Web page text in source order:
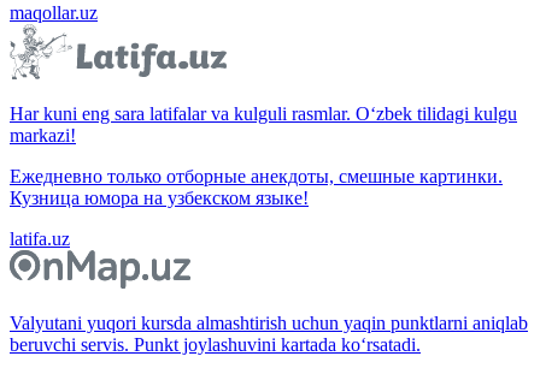
maqollar.uz
Har kuni eng sara latifalar va kulguli rasmlar. O‘zbek tilidagi kulgu
markazi!
Ежедневно только отборные анекдоты, смешные картинки.
Кузница юмора на узбекском языке!
latifa.uz
Valyutani yuqori kursda almashtirish uchun yaqin punktlarni aniqlab
beruvchi servis. Punkt joylashuvini kartada ko‘rsatadi.